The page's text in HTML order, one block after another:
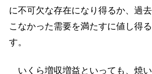
に不可欠な存在になり得るか、過
こなかった需要を満たすに値し得
す。
いくら増収増益といっても、焼